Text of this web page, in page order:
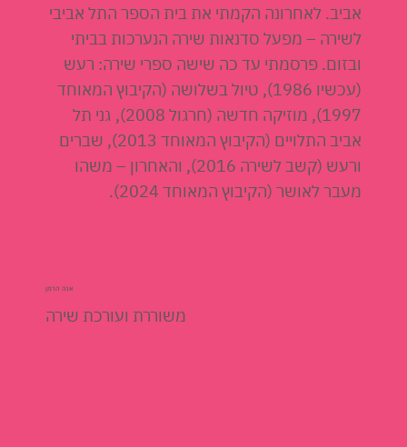
אביב. לאחרונה הקמתי את בית הספר התל אביבי
לשירה – מפעל סדנאות שירה הנערכות בביתי
ובזום. פרסמתי עד כה שישה ספרי שירה: רעש
(עכשיו 1986), טיול בשלושה (הקיבוץ המאוחד
1997), מוזיקה חדשה (חרגול 2008), גני תל
אביב התלויים (הקיבוץ המאוחד 2013), שברים
ורעש (קשב לשירה 2016), והאחרון – משהו
מעבר לאושר (הקיבוץ המאוחד 2024).
אנה הרמן
משוררת ועורכת שירה